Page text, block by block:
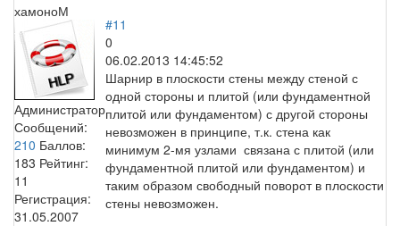
хамоноМ
Администратор
Сообщений:
210 Баллов:
183 Рейтинг:
11
Регистрация:
31.05.2007
#11
0
06.02.2013 14:45:52
Шарнир в плоскости стены между стеной с
одной стороны и плитой (или фундаментной
плитой или фундаментом) с другой стороны
невозможен в принципе, т.к. стена как
минимум 2-мя узлами связана с плитой (или
фундаментной плитой или фундаментом) и
таким образом свободный поворот в плоскости
стены невозможен.